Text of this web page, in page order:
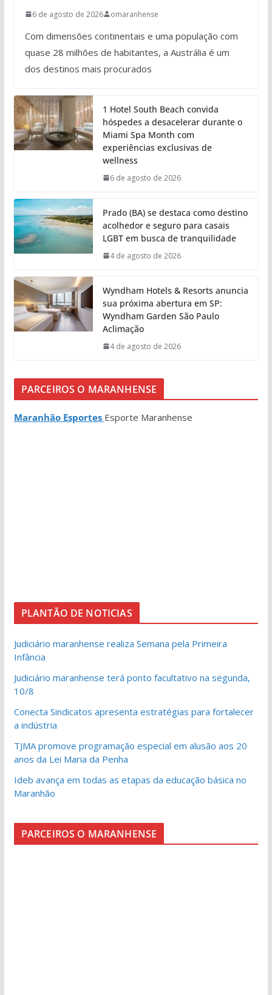
6 de agosto de 2026 omaranhense
Com dimensões continentais e uma população com
quase 28 milhões de habitantes, a Austrália é um
dos destinos mais procurados
1 Hotel South Beach convida
hóspedes a desacelerar durante o
Miami Spa Month com
experiências exclusivas de
wellness
6 de agosto de 2026
Prado (BA) se destaca como destino
acolhedor e seguro para casais
LGBT em busca de tranquilidade
4 de agosto de 2026
Wyndham Hotels & Resorts anuncia
sua próxima abertura em SP:
Wyndham Garden São Paulo
Aclimação
4 de agosto de 2026
PARCEIROS O MARANHENSE
Maranhão Esportes Esporte Maranhense
PLANTÃO DE NOTICIAS
Judiciário maranhense realiza Semana pela Primeira
Infância
Judiciário maranhense terá ponto facultativo na segunda,
10/8
Conecta Sindicatos apresenta estratégias para fortalecer
a indústria
TJMA promove programação especial em alusão aos 20
anos da Lei Maria da Penha
Ideb avança em todas as etapas da educação básica no
Maranhão
PARCEIROS O MARANHENSE